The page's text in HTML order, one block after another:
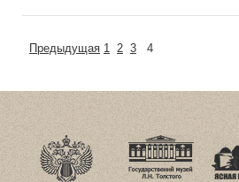
Предыдущая 1 2 3 4